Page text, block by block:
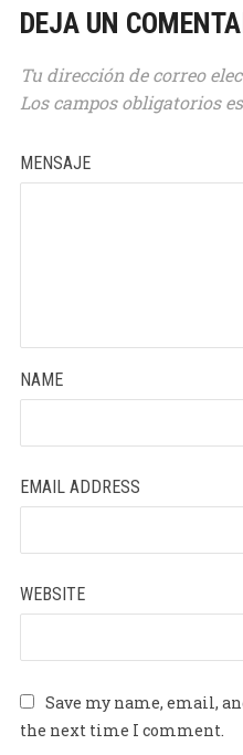
DEJA UN
Tu dirección de correo
Los campos obligatorios
MENSAJE
NAME
EMAIL ADDRESS
WEBSITE
Save my name, email,
the next time I comment.